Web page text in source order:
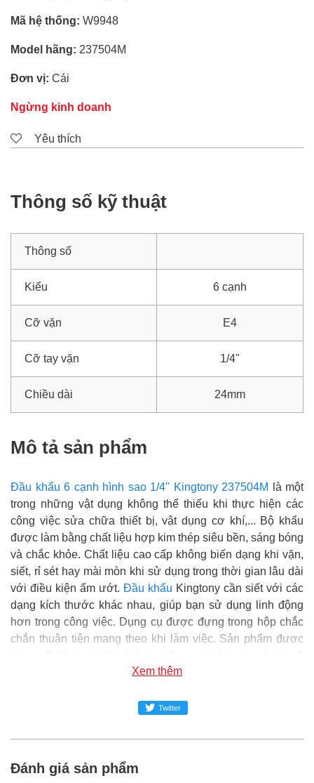
Mã hệ thống: W9948
Model hãng: 237504M
Đơn vị: Cái
Ngừng kinh doanh
Yêu thích
Thông số kỹ thuật
Thông số
Kiểu 6 cạnh
Cỡ vặn E4
Cỡ tay vặn 1/4"
Chiều dài 24mm
Mô tả sản phẩm
Đầu khẩu 6 cạnh hình sao 1/4" Kingtony 237504M
là một
trong những vật dụng không thể thiếu khi thực hiện các
công việc sửa chữa thiết bị, vật dụng cơ khí,... Bộ khẩu
được làm bằng chất liệu hợp kim thép siêu bền, sáng bóng
và chắc khỏe. Chất liệu cao cấp không biến dạng khi vặn,
siết, rỉ sét hay mài mòn khi sử dụng trong thời gian lâu dài
với điều kiện ẩm ướt. Đầu khẩu Kingtony cần siết với các
dạng kích thước khác nhau, giúp bạn sử dụng linh động
hơn trong công việc. Dụng cụ được đựng trong hộp chắc
chắn thuận tiện mang theo khi làm việc. Sản phẩm được
tiêu chuẩn kỹ thuật, chất lượng đảm bảo và an toàn trong
phân phối và cung cấp sản phẩm Đầu khẩu 6
Đại siêu thị Vật tư phụ tùng SUPER-MRO.COM hơn 10
Xem thêm
Twitter
Đánh giá sản phẩm